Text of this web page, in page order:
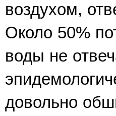
воздухом,
Около 50%
воды не
довольно